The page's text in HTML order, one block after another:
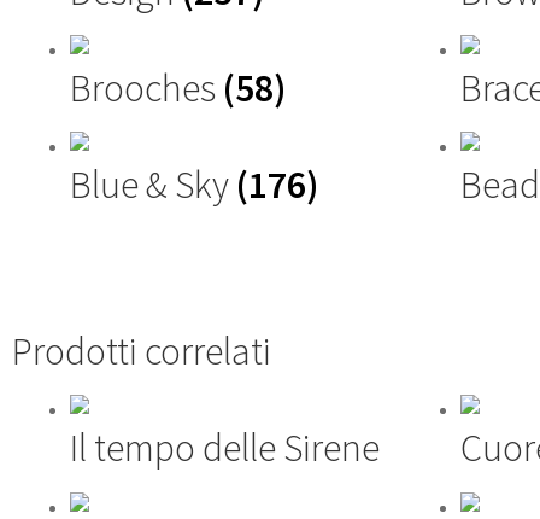
Brooches (58)
Blue & Sky (176)
Prodotti correlati
Il tempo delle Sirene